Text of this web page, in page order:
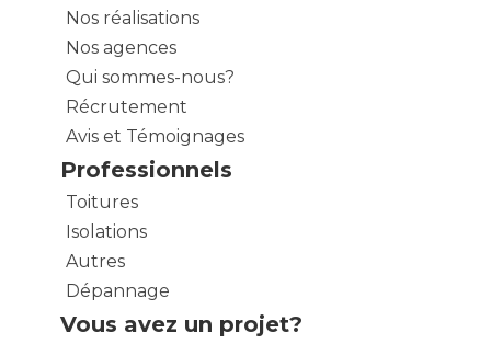
Nos réalisations
Nos agences
Qui sommes-nous?
Récrutement
Avis et Témoignages
Professionnels
Toitures
Isolations
Autres
Dépannage
Vous avez un projet?